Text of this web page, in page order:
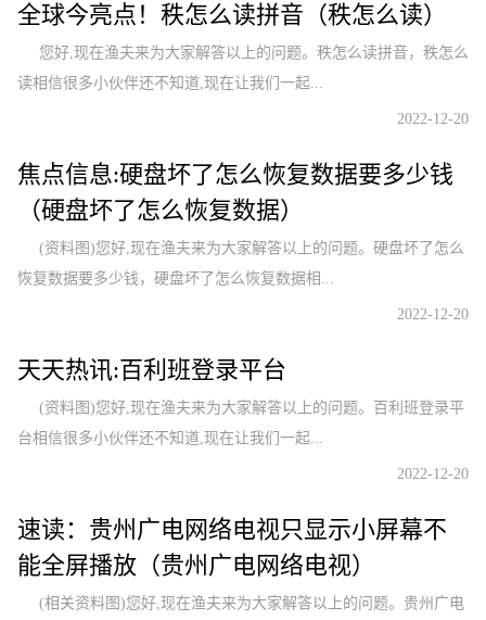
全球今亮点！秩怎么读拼音（秩怎么读）
您好,现在渔夫来为大家解答以上的问题。秩怎么读拼音，秩怎么
读相信很多小伙伴还不知道,现在让我们一起...
2022-12-20
焦点信息:硬盘坏了怎么恢复数据要多少钱
（硬盘坏了怎么恢复数据）
(资料图)您好,现在渔夫来为大家解答以上的问题。硬盘坏了怎么
恢复数据要多少钱，硬盘坏了怎么恢复数据相...
2022-12-20
天天热讯:百利班登录平台
(资料图)您好,现在渔夫来为大家解答以上的问题。百利班登录平
台相信很多小伙伴还不知道,现在让我们一起...
2022-12-20
速读：贵州广电网络电视只显示小屏幕不
能全屏播放（贵州广电网络电视）
(相关资料图)您好,现在渔夫来为大家解答以上的问题。贵州广电